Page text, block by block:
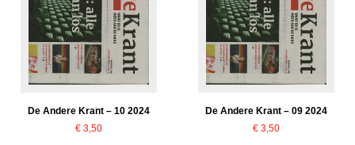
De Andere Krant – 10 2024
€ 3,50
De Andere Krant – 09 2024
€ 3,50